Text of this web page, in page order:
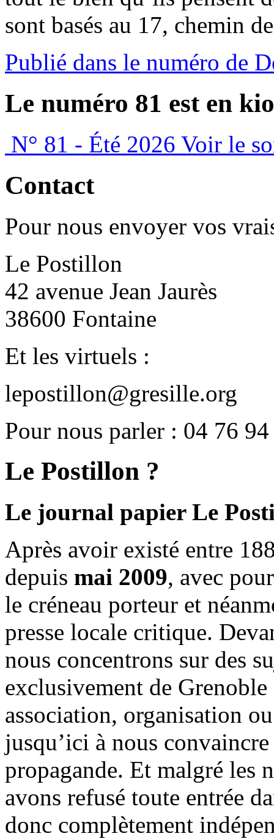
sont basés au 17, chemin
Publié dans le numéro de
Le numéro 81 est en
N° 81 - Été 2026 Voir le
Contact
Pour nous envoyer vos
Le Postillon
42 avenue Jean Jaurès
38600 Fontaine
Et les virtuels :
lepostillon@gresille.org
Pour nous parler : 04 76
Le Postillon ?
Le journal papier Le
Après avoir existé entre
depuis mai 2009, avec
le créneau porteur et
presse locale critique.
nous concentrons sur des
exclusivement de
association, organisation
jusqu’ici à nous
propagande. Et malgré les
avons refusé toute entrée
donc complètement